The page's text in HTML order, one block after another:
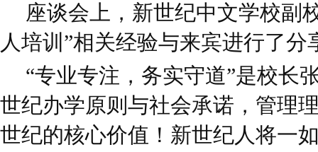
座谈会上，新世纪中文学校副
人培训”相关经验与来宾进行了分
“专业专注，务实守道”是校长
世纪办学原则与社会承诺，管理
世纪的核心价值！新世纪人将一